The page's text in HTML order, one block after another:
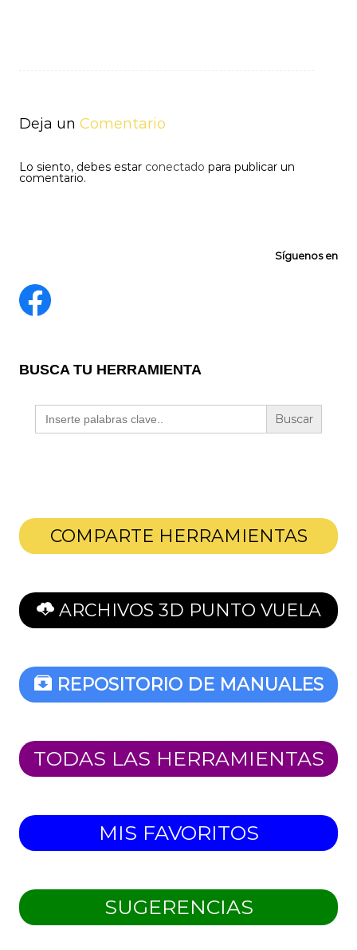
Deja un Comentario
Lo siento, debes estar conectado para publicar un
comentario.
Síguenos en
BUSCA TU HERRAMIENTA
Buscar:
COMPARTE HERRAMIENTAS
ARCHIVOS 3D PUNTO VUELA
REPOSITORIO DE MANUALES
TODAS LAS HERRAMIENTAS
MIS FAVORITOS
SUGERENCIAS